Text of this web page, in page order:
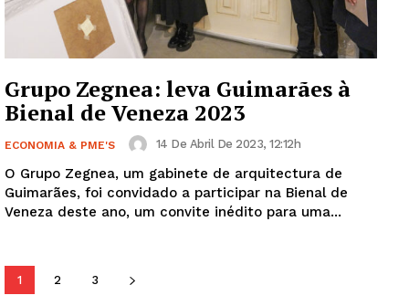
SUBSCREVA JÁ!
Institucional
Edição Digital
Europa
Publicidade
Quero ser Assinante
Grupo Zegnea: leva Guimarães à
Bienal de Veneza 2023
ECONOMIA & PME'S 14 De Abril De 2023, 12:12h
O Grupo Zegnea, um gabinete de arquitectura de
Guimarães, foi convidado a participar na Bienal de
Veneza deste ano, um convite inédito para uma...
1 2 3